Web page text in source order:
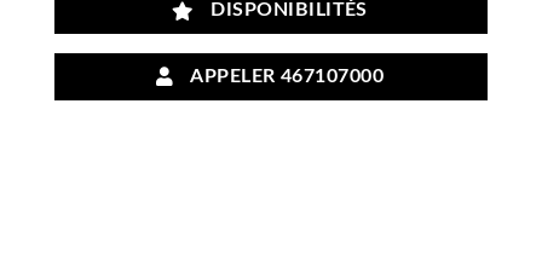
DISPONIBILITÉS
APPELER 467107000